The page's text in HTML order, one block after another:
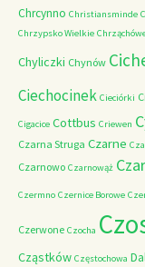
Chrcynno Christiansminde
Chrzypsko Wielkie
Chyliczki Chynów
Ciechocinek Cieciórki
Cigacice Cottbus Criewen
Czarna Struga Czarne
Czarnowo Czarnowąż
Czermno Czernice Borowe
Czerwone Czocha
Cząstków Częstochowa